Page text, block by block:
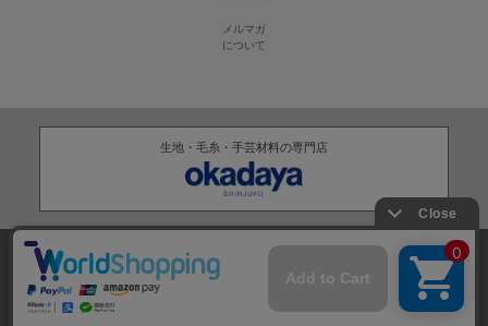
メルマガ
について
生地・毛糸・手芸材料の専門店
株式会社オカダヤ
特定商取引法に基づく表記 プライバシーポリシー サイトマップ